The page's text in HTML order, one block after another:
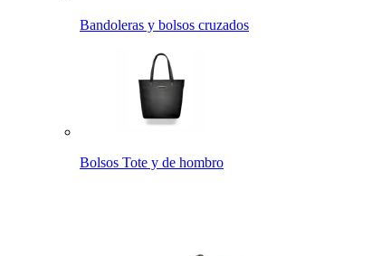
Bandoleras y bolsos cruzados
Bolsos Tote y de hombro